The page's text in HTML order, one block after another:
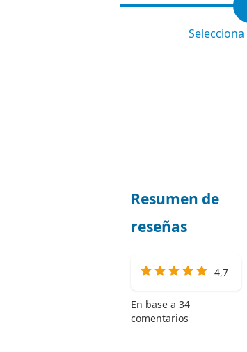
Resumen de
reseñas
4,7
En base a 34
comentarios